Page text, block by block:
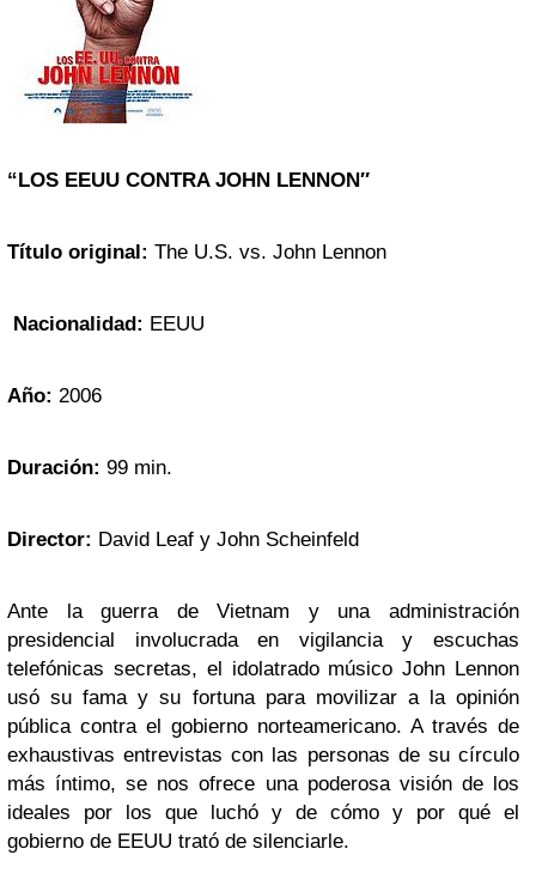
“LOS EEUU CONTRA JOHN LENNON″
Título original: The U.S. vs. John Lennon
Nacionalidad: EEUU
Año: 2006
Duración: 99 min.
Director: David Leaf y John Scheinfeld
Ante la guerra de Vietnam y una administración
presidencial involucrada en vigilancia y escuchas
telefónicas secretas, el idolatrado músico John Lennon
usó su fama y su fortuna para movilizar a la opinión
pública contra el gobierno norteamericano. A través de
exhaustivas entrevistas con las personas de su círculo
más íntimo, se nos ofrece una poderosa visión de los
ideales por los que luchó y de cómo y por qué el
gobierno de EEUU trató de silenciarle.